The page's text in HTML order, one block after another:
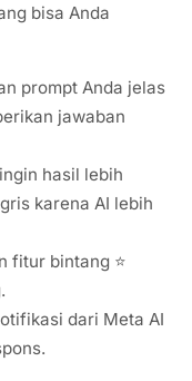
bisa Anda
prompt Anda jelas
jawaban
hasil lebih
karena AI lebih
fitur bintang ⭐
dari Meta AI